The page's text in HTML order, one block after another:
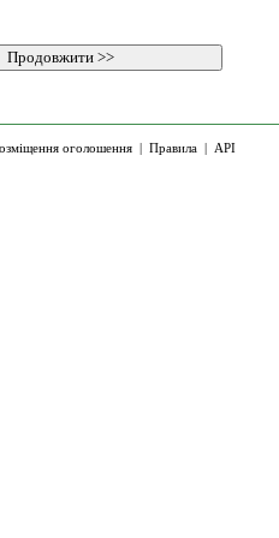
оголошення | Правила | API